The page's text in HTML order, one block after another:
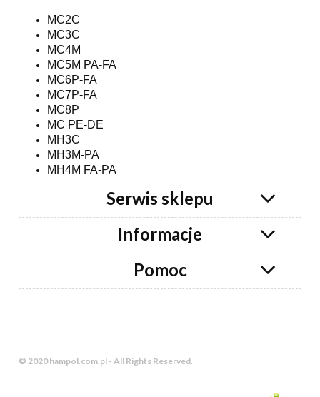
MC2C
MC3C
MC4M
MC5M PA-FA
MC6P-FA
MC7P-FA
MC8P
MC PE-DE
MH3C
MH3M-PA
MH4M FA-PA
Serwis sklepu
Informacje
Pomoc
© 2020 hampol.com.pl - All Rights Reserved.